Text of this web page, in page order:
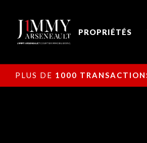
PROPRIÉTÉS
PLUS DE 1000